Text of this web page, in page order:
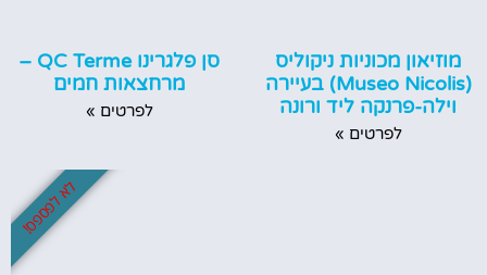
מוזיאון מכוניות ניקוליס
(Museo Nicolis) בעיירה
וילה-פרנקה ליד ורונה
לפרטים »
סן פלגרינו QC Terme –
מרחצאות חמים
לפרטים »
לא לפספס!